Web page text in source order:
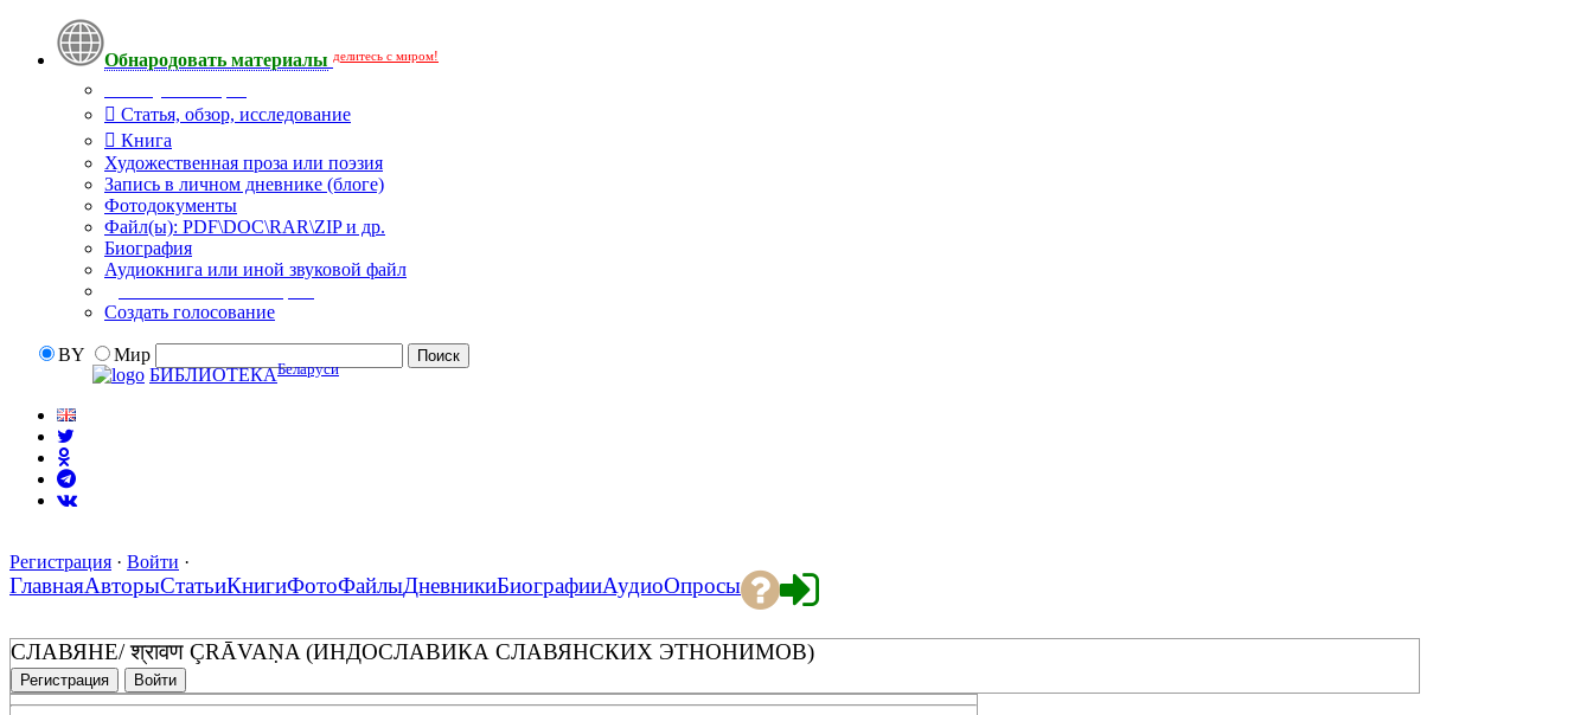
Обнародовать материалы делитесь с миром!
Статья, обзор, исследование
Книга
Художественная проза или поэзия
Запись в личном дневнике (блоге)
Фотодокументы
Файл(ы): PDF\DOC\RAR\ZIP и др.
Биография
Аудиокнига или иной звуковой файл
Создать голосование
BY
Мир
БИБЛИОТЕКАБеларуси
Регистрация · Войти ·
ГлавнаяАвторыСтатьиКнигиФотоФайлыДневникиБиографииАудиоОпросы
СЛАВЯНЕ/ श्रावण ÇRĀVAṆA (ИНДОСЛАВИКА СЛАВЯНСКИХ ЭТНОНИМОВ)
Регистрация Войти